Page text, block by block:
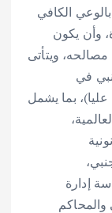
بالوعي الكافي
وأن يكون
مصالحه، ويتأتى
في
بما يشمل
إدارة
والمحاكم